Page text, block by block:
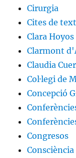
Cirurgia
Cites de text
Clara
Clarmont
Claudia
Col·legi de
Concepció
Congresos
Consciència